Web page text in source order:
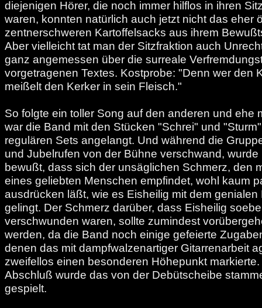
diejenigen Hörer, die noch immer hilflos in ihren
waren, konnten natürlich auch jetzt nicht das eher
zentnerschweren Kartoffelsacks aus ihrem
Aber vielleicht tat man der Sitzfraktion auch
ganz angemessen über die surreale
vorgetragenen Textes. Kostprobe: "Denn wer den
meißelt den Kerker in sein Fleisch."
So folgte ein toller Song auf den anderen und ehe
war die Band mit den Stücken "Schrei" und
regulären Sets angelangt. Und während die
und Jubelrufen von der Bühne verschwand, wurde
bewußt, dass sich der unsäglichen Schmerz, den
eines geliebten Menschen empfindet, wohl kaum
ausdrücken läßt, wie es Eisheilig mit dem genialen
gelingt. Der Schmerz darüber, dass Eisheilig
verschwunden waren, sollte zumindest
werden, da die Band noch einige gefeierte
denen das mit dampfwalzenartiger Gitarrenarbeit
zweifellos einen besonderen Höhepunkt
Abschluß wurde das von der Debütscheibe
gespielt.